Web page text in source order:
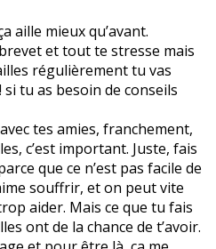
aille mieux qu’avant.
et tout te stresse mais
régulièrement tu vas
tu as besoin de conseils
tes amies, franchement,
c’est important. Juste, fais
que ce n’est pas facile de
souffrir, et on peut vite
aider. Mais ce que tu fais
ont de la chance de t’avoir.